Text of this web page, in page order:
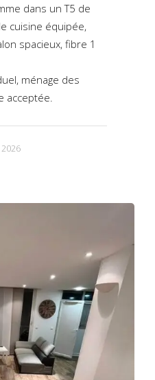
dans un T5 de
cuisine équipée,
spacieux, fibre 1
ménage des
acceptée.